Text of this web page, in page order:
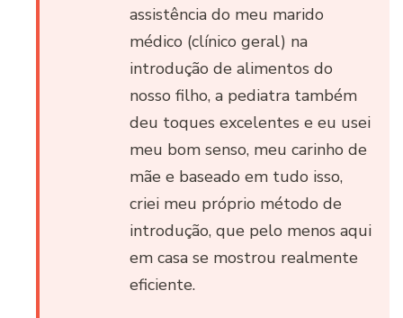
assistência do meu marido
médico (clínico geral) na
introdução de alimentos do
nosso filho, a pediatra também
deu toques excelentes e eu usei
meu bom senso, meu carinho de
mãe e baseado em tudo isso,
criei meu próprio método de
introdução, que pelo menos aqui
em casa se mostrou realmente
eficiente.